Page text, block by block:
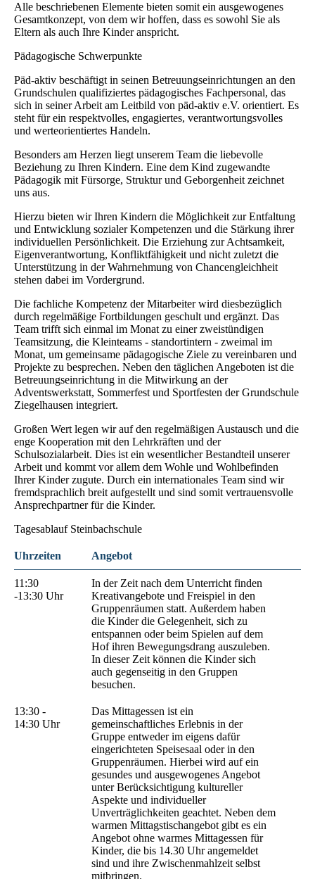
Alle beschriebenen Elemente bieten somit ein ausgewogenes
Gesamtkonzept, von dem wir hoffen, dass es sowohl Sie als
Eltern als auch Ihre Kinder anspricht.
Pädagogische Schwerpunkte
Päd-aktiv beschäftigt in seinen Betreuungseinrichtungen an den
Grundschulen qualifiziertes pädagogisches Fachpersonal, das
sich in seiner Arbeit am Leitbild von päd-aktiv e.V. orientiert. Es
steht für ein respektvolles, engagiertes, verantwortungsvolles
und werteorientiertes Handeln.
Besonders am Herzen liegt unserem Team die liebevolle
Beziehung zu Ihren Kindern. Eine dem Kind zugewandte
Pädagogik mit Fürsorge, Struktur und Geborgenheit zeichnet
uns aus.
Hierzu bieten wir Ihren Kindern die Möglichkeit zur Entfaltung
und Entwicklung sozialer Kompetenzen und die Stärkung ihrer
individuellen Persönlichkeit. Die Erziehung zur Achtsamkeit,
Eigenverantwortung, Konfliktfähigkeit und nicht zuletzt die
Unterstützung in der Wahrnehmung von Chancengleichheit
stehen dabei im Vordergrund.
Die fachliche Kompetenz der Mitarbeiter wird diesbezüglich
durch regelmäßige Fortbildungen geschult und ergänzt. Das
Team trifft sich einmal im Monat zu einer zweistündigen
Teamsitzung, die Kleinteams - standortintern - zweimal im
Monat, um gemeinsame pädagogische Ziele zu vereinbaren und
Projekte zu besprechen. Neben den täglichen Angeboten ist die
Betreuungseinrichtung in die Mitwirkung an der
Adventswerkstatt, Sommerfest und Sportfesten der Grundschule
Ziegelhausen integriert.
Großen Wert legen wir auf den regelmäßigen Austausch und die
enge Kooperation mit den Lehrkräften und der
Schulsozialarbeit. Dies ist ein wesentlicher Bestandteil unserer
Arbeit und kommt vor allem dem Wohle und Wohlbefinden
Ihrer Kinder zugute. Durch ein internationales Team sind wir
fremdsprachlich breit aufgestellt und sind somit vertrauensvolle
Ansprechpartner für die Kinder.
Tagesablauf Steinbachschule
Uhrzeiten Angebot
11:30
-13:30 Uhr
In der Zeit nach dem Unterricht finden
Kreativ­angebote und Freis­piel in den
Gruppen­räumen statt. Außerdem haben
die Kinder die Gelegenheit, sich zu
entspannen oder beim Spielen auf dem
Hof ihren Bewegungsdrang auszuleben.
In dieser Zeit können die Kinder sich
auch gegenseitig in den Gruppen
besuchen.
13:30 -
14:30 Uhr
Das Mittagessen ist ein
gemeinschaftliches Erlebnis in der
Gruppe entweder im eigens dafür
eingerichteten Speisesaal oder in den
Gruppenräumen. Hierbei wird auf ein
gesundes und aus­ge­wogenes An­gebot
unter Berücksichtigung kultureller
Aspekte und individueller
Unverträglichkeiten geachtet. Neben dem
warmen Mittagstischangebot gibt es ein
Angebot ohne warmes Mittagessen für
Kinder, die bis 14.30 Uhr angemeldet
sind und ihre Zwischenmahlzeit selbst
mitbringen.